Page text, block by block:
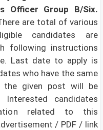
Officer Group B/Six.
are total of various
candidates are
following instructions
Last date to apply is
who have the same
the given post will be
candidates
related to this
/ PDF / link